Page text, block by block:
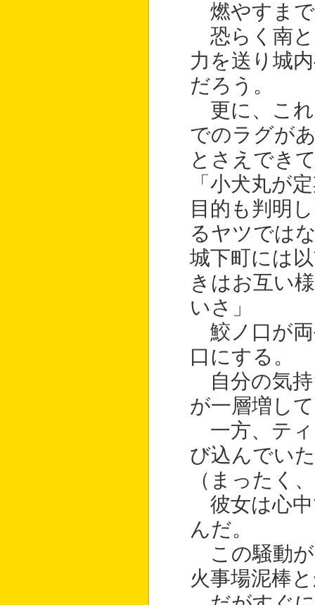
燃やすま
恐らく南と
力を送り城
だろう。
更に、これ
でのラグが
とさえでき
「小犬丸が
目的も判明
るヤツでは
城下町には
きはお互い
いさ」
鮫ノ口が両
口にする。
自分の気持
が一層増し
一方、ティ
び込んでい
（まったく
彼女は心中
んだ。
この騒動が
火事場泥棒